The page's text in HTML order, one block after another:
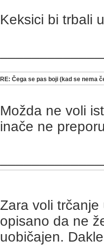
Keksici bi trbali
RE: Čega se pas boji (kad se nema
Možda ne voli
inače ne
Zara voli
opisano da ne
uobičajen.